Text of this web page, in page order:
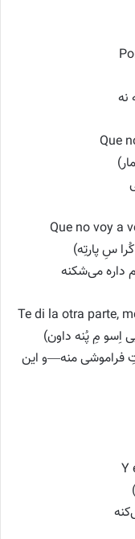
نه
Que
Que no voy a
سِ پارتِه)
داره می‌شکنه
Te di la otra parte,
اِسو مِ پُنه داون)
فراموشی منه—و این
Y